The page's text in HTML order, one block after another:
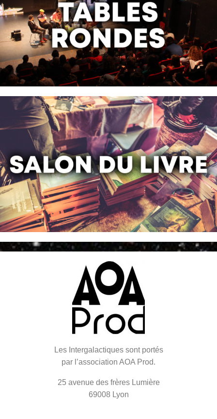
Les Intergalactiques sont portés
par l’association AOA Prod.
25 avenue des frères Lumière
69008 Lyon